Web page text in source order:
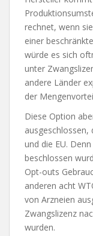
rechnet, wenn
einer
würde es sich
unter
andere Länder
der
Diese Option
ausgeschlossen,
und die EU.
beschlossen
Opt-outs
anderen acht
von Arzneien
Zwangslizenz
wurden.